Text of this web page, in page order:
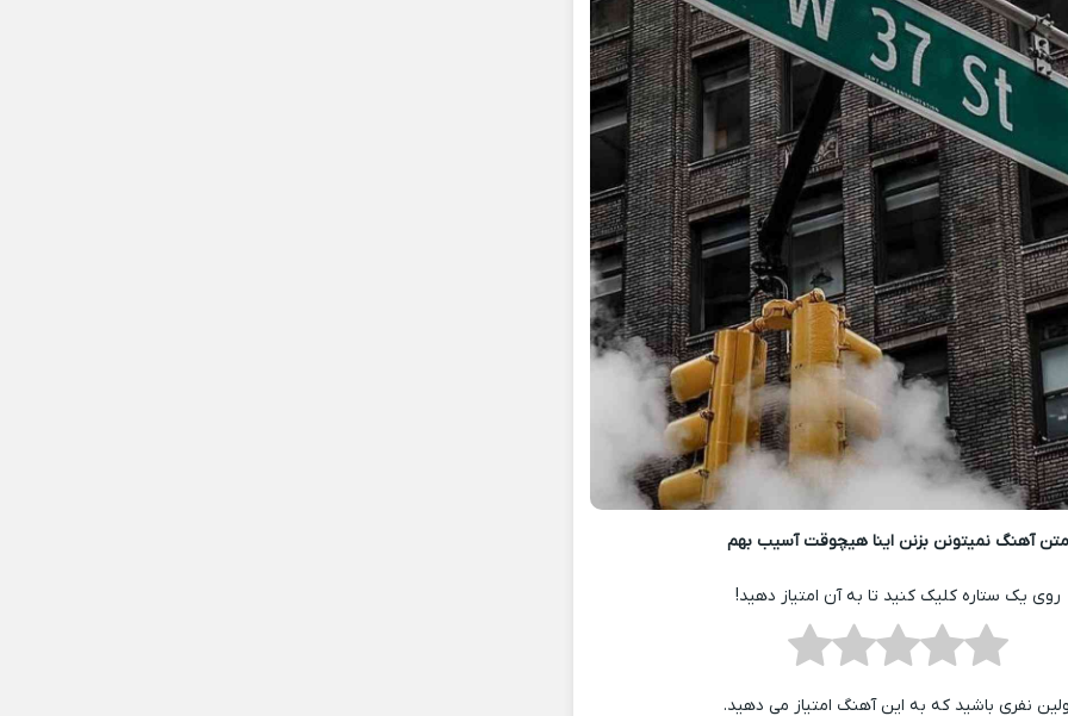
آهنگ نمیتونن بزنن اینا هیچوقت آسیب بهم
روی یک ستاره کلیک کنید تا به آن امتیاز دهید!
نفری باشید که به این آهنگ امتیاز می دهید.